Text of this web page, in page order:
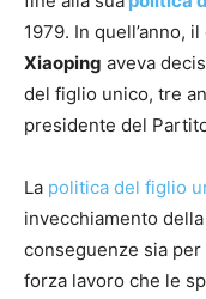
1979. In quell’anno,
Xiaoping aveva
del figlio unico, tre
presidente del
La politica del figlio
invecchiamento
conseguenze sia
forza lavoro che le